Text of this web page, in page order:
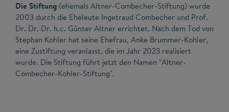
Die Stiftung (ehemals Altner-Combecher-Stiftung) wurde
2003 durch die Eheleute Ingetraud Combecher und Prof.
Dr. Dr. Dr. h.c. Günter Altner errichtet. Nach dem Tod von
Stephan Kohler hat seine Ehefrau, Anke Brummer-Kohler,
eine Zustiftung veranlasst, die im Jahr 2023 realisiert
wurde. Die Stiftung führt jetzt den Namen "Altner-
Combecher-Kohler-Stiftung".